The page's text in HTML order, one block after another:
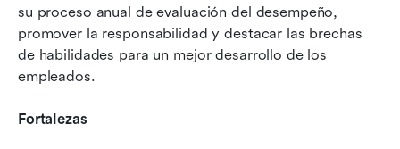
su proceso anual de evaluación del desempeño,
promover la responsabilidad y destacar las brechas
de habilidades para un mejor desarrollo de los
empleados.
Fortalezas